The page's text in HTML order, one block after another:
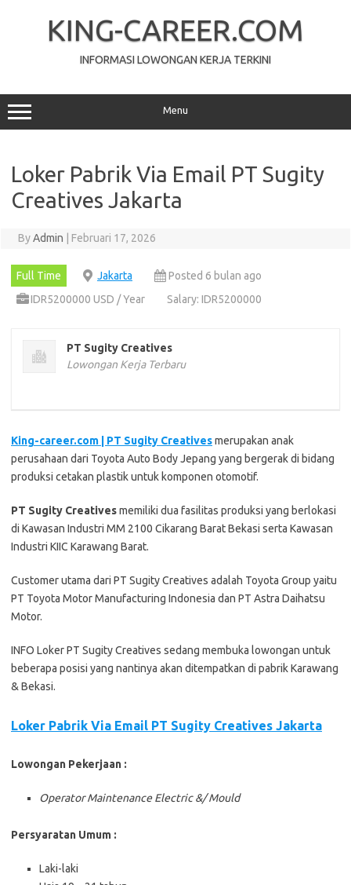
KING-CAREER.COM
INFORMASI LOWONGAN KERJA TERKINI
Menu
Loker Pabrik Via Email PT Sugity
Creatives Jakarta
ByAdmin Februari 17, 2026
Full Time Jakarta
Posted 6 bulan ago
IDR5200000 USD / Year
Salary: IDR5200000
PT Sugity Creatives
Lowongan Kerja Terbaru
King-career.com | PT Sugity Creativesmerupakan anak
perusahaan dari Toyota Auto Body Jepang yang bergerak di bidang
produksi cetakan plastik untuk komponen otomotif.
PT Sugity Creativesmemiliki dua fasilitas produksi yang berlokasi
di Kawasan Industri MM 2100 Cikarang Barat Bekasi serta Kawasan
Industri KIIC Karawang Barat.
Customer utama dari PT Sugity Creatives adalah Toyota Group yaitu
PT Toyota Motor Manufacturing Indonesia dan PT Astra Daihatsu
Motor.
INFO Loker PT Sugity Creatives sedang membuka lowongan untuk
beberapa posisi yang nantinya akan ditempatkan di pabrik Karawang
& Bekasi.
Loker Pabrik Via Email PT Sugity Creatives Jakarta
Lowongan Pekerjaan :
Operator Maintenance Electric &/ Mould
Persyaratan Umum :
Laki-laki